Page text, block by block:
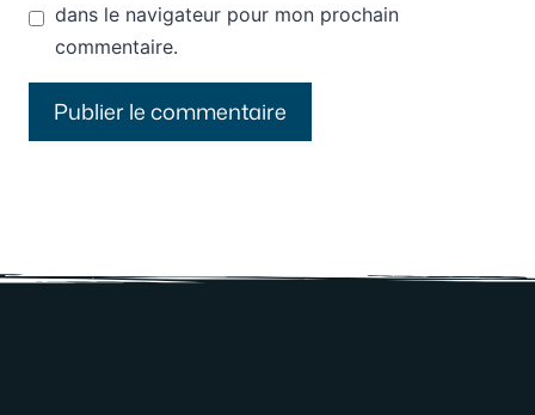
dans le navigateur pour mon prochain
commentaire.